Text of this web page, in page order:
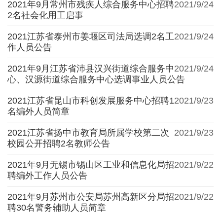
2021/9/24
2021年9月常州市残疾人综合服务中心招聘
2名社会化用工启事
2021/9/24
2021江苏省泰州市姜堰区司法局选调2名工
作人员公告
2021/9/24
2021年9月江苏省沛县汉兴街道综合服务中
心、汉源街道综合服务中心选调事业人员公告
2021/9/23
2021江苏省昆山市科创发展服务中心招聘1
名编外人员简章
2021/9/23
2021江苏省扬中市教育局所属学校第二次
校园公开招聘2名教师公告
2021/9/22
2021年9月无锡市锡山区工业和信息化局招
聘编外工作人员公告
2021/9/22
2021年9月苏州市公安局苏州高新区分局招
聘30名警务辅助人员简章